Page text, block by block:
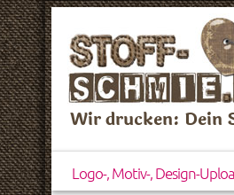
Wir drucken: Dein
Logo-, Motiv-, Design-